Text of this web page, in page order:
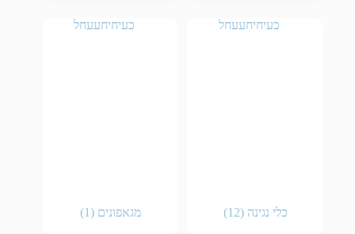
כלי נגינה(12) מגאפונים (1)